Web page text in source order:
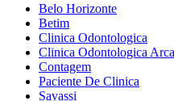
Belo Horizonte
Betim
Clinica Odontologica
Clinica Odontologica
Contagem
Paciente De Clinica
Savassi